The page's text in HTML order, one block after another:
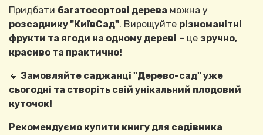
Придбати багатосортові дерева можна у
розсаднику "КиївСад". Вирощуйте різноманітні
фрукти та ягоди на одному дереві – це зручно,
красиво та практично!
🔹 Замовляйте саджанці "Дерево-сад" уже
сьогодні та створіть свій унікальний плодовий
куточок!
Рекомендуємо купити книгу для садівника